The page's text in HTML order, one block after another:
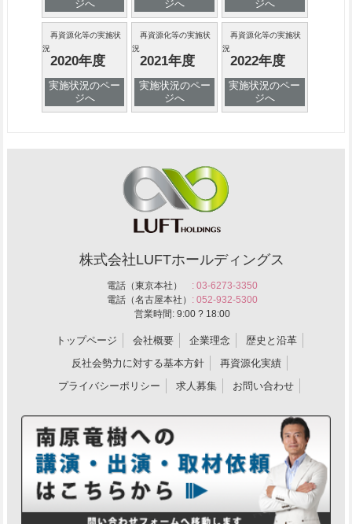
ジへ
ジへ
ジへ
再資源化等の実施状
況
2020年度
実施状況のペー
ジへ
再資源化等の実施状
況
2021年度
実施状況のペー
ジへ
再資源化等の実施状
況
2022年度
実施状況のペー
ジへ
株式会社LUFTホールディングス
電話（東京本社）
: 03-6273-3350
電話（名古屋本社） : 052-932-5300
営業時間: 9:00 ? 18:00
トップページ 会社概要 企業理念
歴史と沿革
反社会勢力に対する基本方針
再資源化実績
プライバシーポリシー
求人募集 お問い合わせ